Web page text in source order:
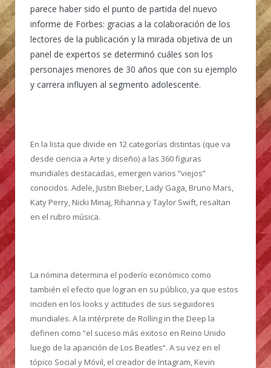
parece haber sido el punto de partida del nuevo
informe de Forbes: gracias a la colaboración de los
lectores de la publicación y la mirada objetiva de un
panel de expertos se determinó cuáles son los
personajes menores de 30 años que con su ejemplo
y carrera influyen al segmento adolescente.
En la lista que divide en 12 categorías distintas (que va
desde ciencia a Arte y diseño) a las 360 figuras
mundiales destacadas, emergen varios “viejos”
conocidos. Adele, Justin Bieber, Lady Gaga, Bruno Mars,
Katy Perry, Nicki Minaj, Rihanna y Taylor Swift, resaltan
en el rubro música.
La nómina determina el poderío económico como
también el efecto que logran en su público, ya que estos
inciden en los looks y actitudes de sus seguidores
mundiales. A la intérprete de Rolling in the Deep la
definen como “el suceso más exitoso en Reino Unido
luego de la aparición de Los Beatles“. A su vez en el
tópico Social y Móvil, el creador de Intagram, Kevin